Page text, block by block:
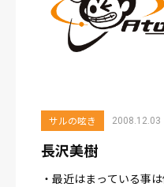
サルの呟き 2008.12.03
長沢美樹
・最近はまっている事